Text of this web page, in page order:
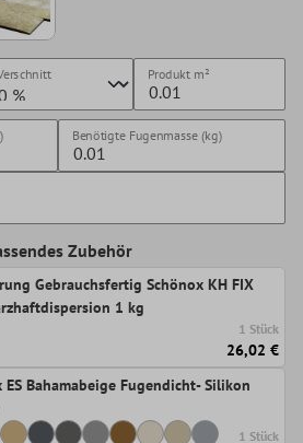
Produkt m²
Benötigte Fugenmasse (kg)
Zubehör
Gebrauchsfertig Schönox KH FIX
1 kg
1 Stück
26,02 €
ES Bahamabeige Fugendicht- Silikon
1 Stück